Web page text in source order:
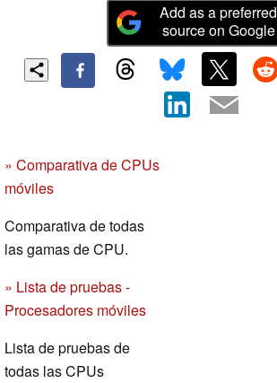
Add as a preferred
source on Google
» Comparativa de CPUs
móviles
Comparativa de todas
las gamas de CPU.
» Lista de pruebas -
Procesadores móviles
Lista de pruebas de
todas las CPUs